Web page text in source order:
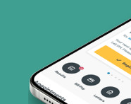
Prism Electric
Plan de Salud